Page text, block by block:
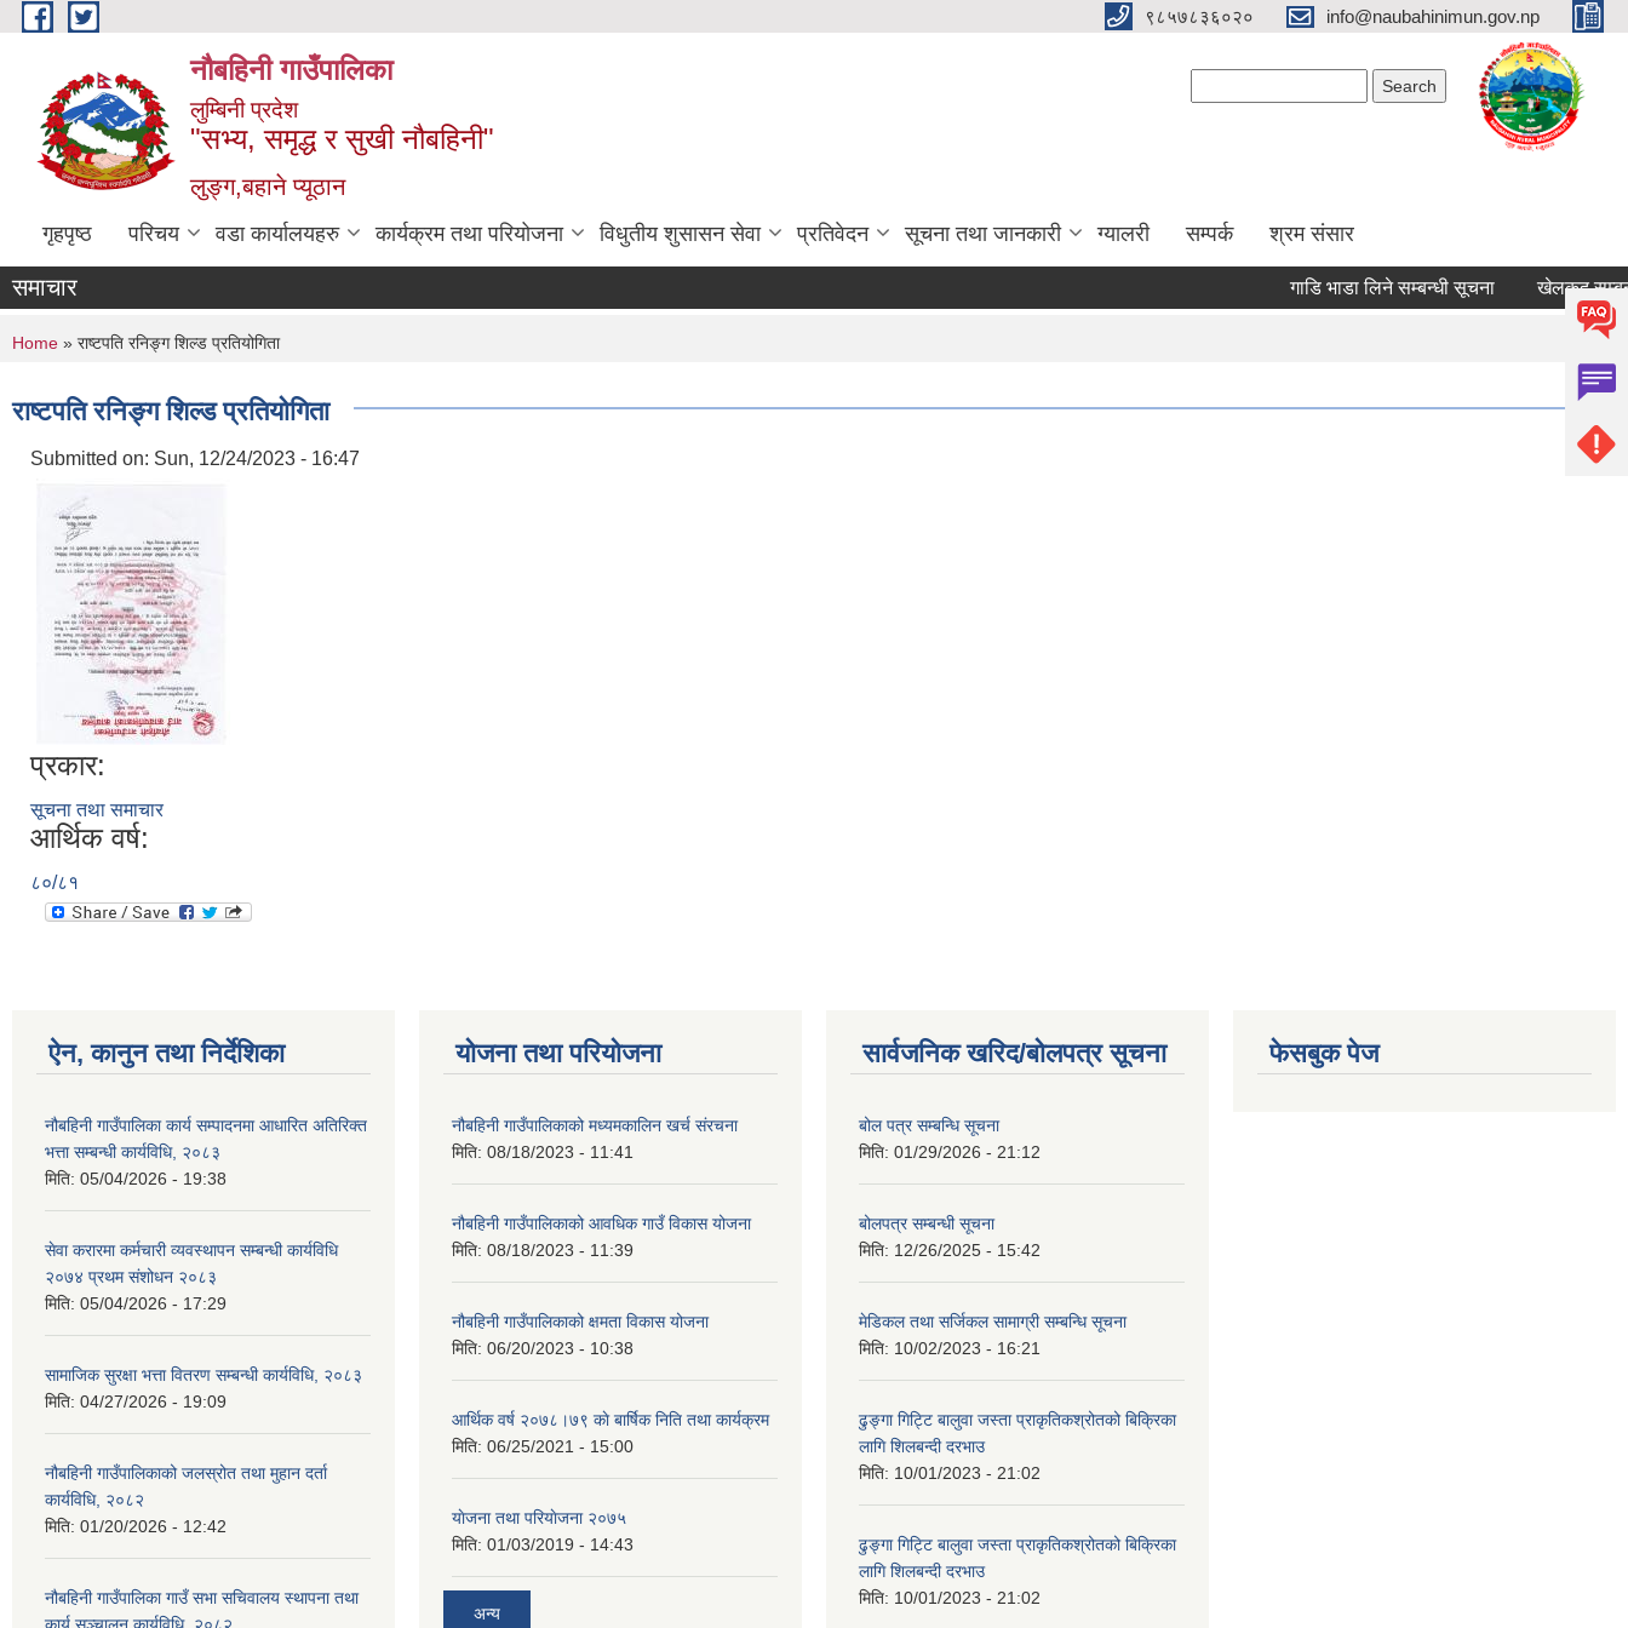
Skip to main content ९८५७८३६०२० info@naubahinimun.gov.np
नौबहिनी गाउँपालिका
लुम्बिनी प्रदेश
"सभ्य, समृद्ध र सुखी नौबहिनी"
लुङ्ग,बहाने प्यूठान
गृहपृष्ठ परिचय वडा कार्यालयहरु कार्यक्रम तथा परियोजना विधुतीय शुसासन सेवा प्रतिवेदन सूचना तथा जानकारी ग्यालरी सम्पर्क श्रम संसार
समाचार गाडि भाडा लिने सम्बन्धी सूचना खेलकुद सम्बन्धी
You are here
Home » राष्टपति रनिङ्ग शिल्ड प्रतियोगिता
राष्टपति रनिङ्ग शिल्ड प्रतियोगिता
Submitted on: Sun, 12/24/2023 - 16:47
प्रकार:
सूचना तथा समाचार
आर्थिक वर्ष:
८०/८१
ऐन, कानुन तथा निर्देशिका
नौबहिनी गाउँपालिका कार्य सम्पादनमा आधारित अतिरिक्त
भत्ता सम्बन्धी कार्यविधि, २०८३
मिति: 05/04/2026 - 19:38
सेवा करारमा कर्मचारी व्यवस्थापन सम्बन्धी कार्यविधि
२०७४ प्रथम संशोधन २०८३
मिति: 05/04/2026 - 17:29
सामाजिक सुरक्षा भत्ता वितरण सम्बन्धी कार्यविधि, २०८३
मिति: 04/27/2026 - 19:09
नौबहिनी गाउँपालिकाको जलस्रोत तथा मुहान दर्ता
कार्यविधि, २०८२
मिति: 01/20/2026 - 12:42
नौबहिनी गाउँपालिका गाउँ सभा सचिवालय स्थापना तथा
योजना तथा परियोजना
नौबहिनी गाउँपालिकाको मध्यमकालिन खर्च संरचना
मिति: 08/18/2023 - 11:41
नौबहिनी गाउँपालिकाको आवधिक गाउँ विकास योजना
मिति: 08/18/2023 - 11:39
नौबहिनी गाउँपालिकाको क्षमता विकास योजना
मिति: 06/20/2023 - 10:38
आर्थिक वर्ष २०७८।७९ काे बार्षिक निति तथा कार्यक्रम
मिति: 06/25/2021 - 15:00
याेजना तथा परियाेजना २०७५
मिति: 01/03/2019 - 14:43
अन्य
सार्वजनिक खरिद/बोलपत्र सूचना
बोल पत्र सम्बन्धि सूचना
मिति: 01/29/2026 - 21:12
बोलपत्र सम्बन्धी सूचना
मिति: 12/26/2025 - 15:42
मेडिकल तथा सर्जिकल सामाग्री सम्बन्धि सूचना
मिति: 10/02/2023 - 16:21
ढुङ्गा गिट्टि बालुवा जस्ता प्राकृतिकश्रोतको बिक्रिका
लागि शिलबन्दी दरभाउ
मिति: 10/01/2023 - 21:02
ढुङ्गा गिट्टि बालुवा जस्ता प्राकृतिकश्रोतको बिक्रिका
लागि शिलबन्दी दरभाउ
मिति: 10/01/2023 - 21:02
फेसबुक पेज